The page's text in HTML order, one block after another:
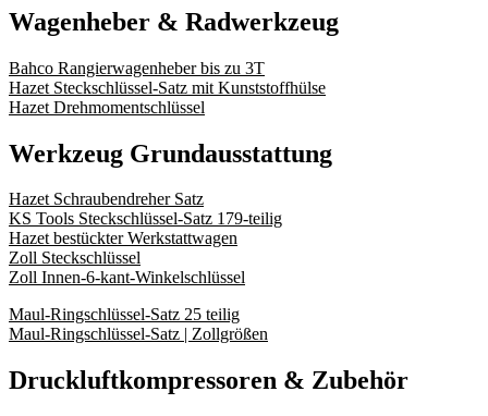
Wagenheber & Radwerkzeug
Bahco Rangierwagenheber bis zu 3T
Hazet Steckschlüssel-Satz mit Kunststoffhülse
Hazet Drehmomentschlüssel
Werkzeug Grundausstattung
Hazet Schraubendreher Satz
KS Tools Steckschlüssel-Satz 179-teilig
Hazet bestückter Werkstattwagen
Zoll Steckschlüssel
Zoll Innen-6-kant-Winkelschlüssel
Maul-Ringschlüssel-Satz 25 teilig
Maul-Ringschlüssel-Satz | Zollgrößen
Druckluftkompressoren & Zubehör